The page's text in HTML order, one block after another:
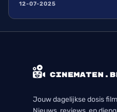
12-07-2025
Jouw dagelijkse dosis